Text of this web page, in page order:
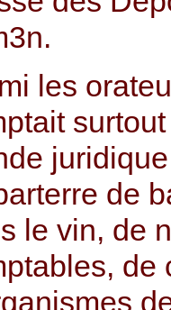
les
de
le vin, de
de